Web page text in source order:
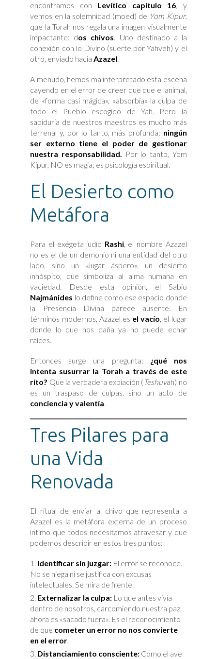
encontramos con Levítico capítulo 16, y
vemos en la solemnidad (moed) de Yom Kipur,
que la Torah nos regala una imagen visualmente
impactante: dos chivos. Uno destinado a la
conexión con lo Divino (suerte por Yahveh) y el
otro, enviado haciaAzazel.
A menudo, hemos malinterpretado esta escena
cayendo en el error de creer que que el animal,
de «forma casi mágica», «absorbía» la culpa de
todo el Pueblo escogido de Yah. Pero la
sabiduría de nuestros maestros es mucho más
terrenal y, por lo tanto, más profunda: ningún
ser externo tiene el poder de gestionar
nuestra responsabilidad. Por lo tanto, Yom
Kipur, NO es magia; es psicología espiritual.
El Desierto como
Metáfora
Para el exégeta judío Rashi, el nombre Azazel
no es el de un demonio ni una entidad del otro
lado, sino un «lugar áspero», un desierto
inhóspito, que simboliza al alma humana en
vaciedad. Desde esta opinión, el Sabio
Najmánides lo define como ese espacio donde
la Presencia Divina parece ausente. En
términos modernos, Azazel es el vacío, el lugar
donde lo que nos daña ya no puede echar
raíces.
Entonces surge una pregunta: ¿qué nos
intenta susurrar la Torah a través de este
rito? Que la verdadera expiación ( Teshuvah) no
es un traspaso de culpas, sino un acto de
conciencia y valentía.
Tres Pilares para
una Vida
Renovada
El ritual de enviar al chivo que representa a
Azazel es la metáfora externa de un proceso
íntimo que todos necesitamos atravesar y que
podemos describir en estos tres puntos:
Identificar sin juzgar: El error se reconoce.
No se niega ni se justifica con excusas
intelectuales. Se mira de frente.
Externalizar la culpa: Lo que antes vivía
dentro de nosotros, carcomiendo nuestra paz,
ahora es «sacado fuera». Es el reconocimiento
de que cometer un error no nos convierte
en el error.
Distanciamiento consciente: Como el ave